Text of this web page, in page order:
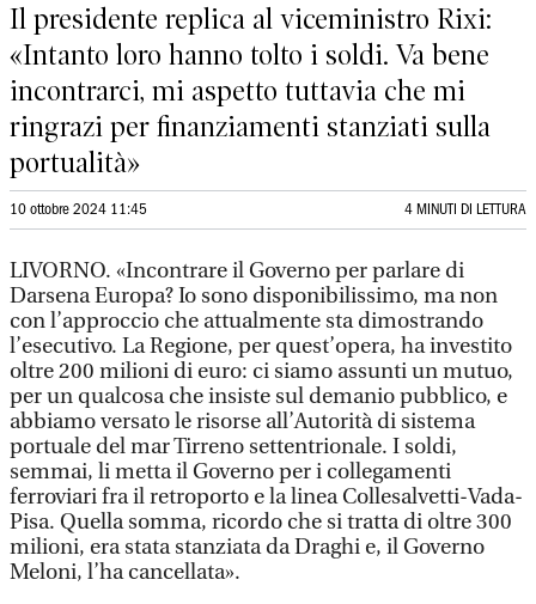
Il presidente replica al viceministro Rixi:
«Intanto loro hanno tolto i soldi. Va bene
incontrarci, mi aspetto tuttavia che mi
ringrazi per finanziamenti stanziati sulla
portualità»
10 ottobre 2024 11:45 4 MINUTI DI LETTURA
LIVORNO. «Incontrare il Governo per parlare di
Darsena Europa? Io sono disponibilissimo, ma non
con l’approccio che attualmente sta dimostrando
l’esecutivo. La Regione, per quest’opera, ha investito
oltre 200 milioni di euro: ci siamo assunti un mutuo,
per un qualcosa che insiste sul demanio pubblico, e
abbiamo versato le risorse all’Autorità di sistema
portuale del mar Tirreno settentrionale. I soldi,
semmai, li metta il Governo per i collegamenti
ferroviari fra il retroporto e la linea Collesalvetti-Vada-
Pisa. Quella somma, ricordo che si tratta di oltre 300
milioni, era stata stanziata da Draghi e, il Governo
Meloni, l’ha cancellata».